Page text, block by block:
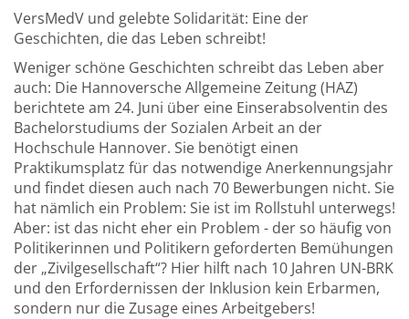
VersMedV und gelebte Solidarität: Eine der
Geschichten, die das Leben schreibt!
Weniger schöne Geschichten schreibt das Leben aber
auch: Die Hannoversche Allgemeine Zeitung (HAZ)
berichtete am 24. Juni über eine Einserabsolventin des
Bachelorstudiums der Sozialen Arbeit an der
Hochschule Hannover. Sie benötigt einen
Praktikumsplatz für das notwendige Anerkennungsjahr
und findet diesen auch nach 70 Bewerbungen nicht. Sie
hat nämlich ein Problem: Sie ist im Rollstuhl unterwegs!
Aber: ist das nicht eher ein Problem - der so häufig von
Politikerinnen und Politikern geforderten Bemühungen
der „Zivilgesellschaft“? Hier hilft nach 10 Jahren UN-BRK
und den Erfordernissen der Inklusion kein Erbarmen,
sondern nur die Zusage eines Arbeitgebers!